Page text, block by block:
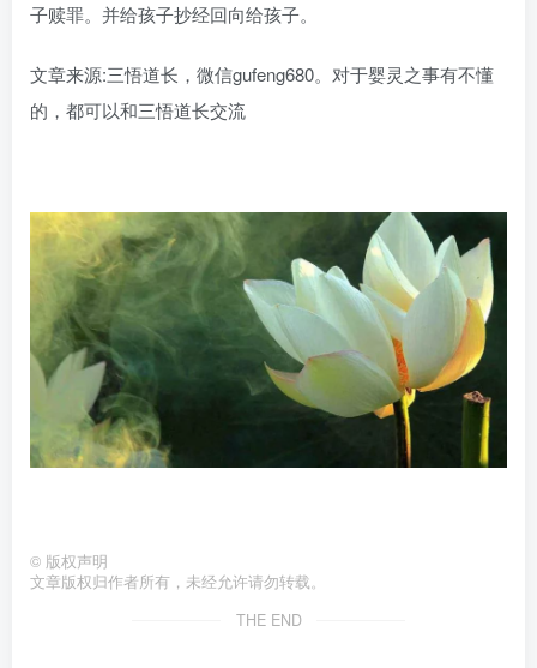
子赎罪。并给孩子抄经回向给孩子。
文章来源:三悟道长，微信gufeng680。对于婴灵之事有不懂
的，都可以和三悟道长交流
© 版权声明
文章版权归作者所有，未经允许请勿转载。
THE END